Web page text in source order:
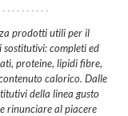
prodotti utili per il
completi ed
proteine, lipidi fibre,
calorico. Dalle
della linea gusto
rinunciare al piacere